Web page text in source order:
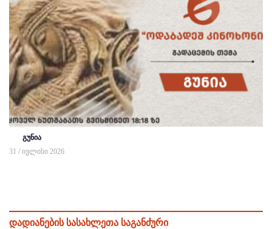
გუნია
31 / ივლისი 2026
დადიანების სასახლეთა საგანძური